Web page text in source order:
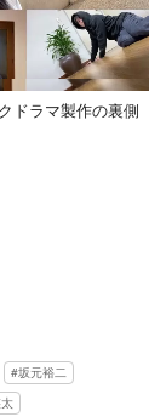
ドラマ製作の裏側
坂元裕二